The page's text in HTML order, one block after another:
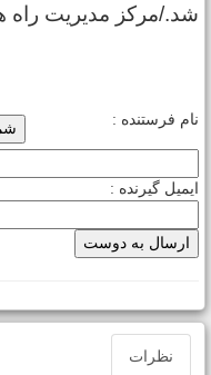
مرکز مدیریت راه
شماره
فرستنده :
گیرنده :
نظرات